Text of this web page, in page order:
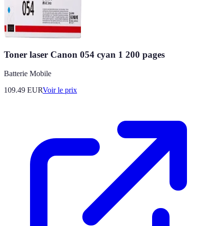
Toner laser Canon 054 cyan 1 200 pages
Batterie Mobile
109.49 EURVoir le prix